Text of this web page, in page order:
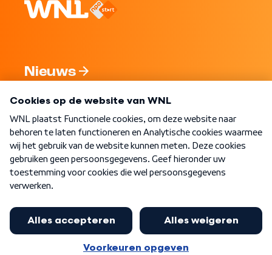
Nieuws
Nieuwsbrief
Word Lid